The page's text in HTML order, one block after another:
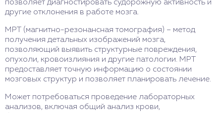
позволяет диагностировать судорожную активность и
другие отклонения в работе мозга.
МРТ (магнитно-резонансная томография) – метод
получения детальных изображений мозга,
позволяющий выявить структурные повреждения,
опухоли, кровоизлияния и другие патологии. МРТ
предоставляет точную информацию о состоянии
мозговых структур и позволяет планировать лечение.
Может потребоваться проведение лабораторных
анализов, включая общий анализ крови,